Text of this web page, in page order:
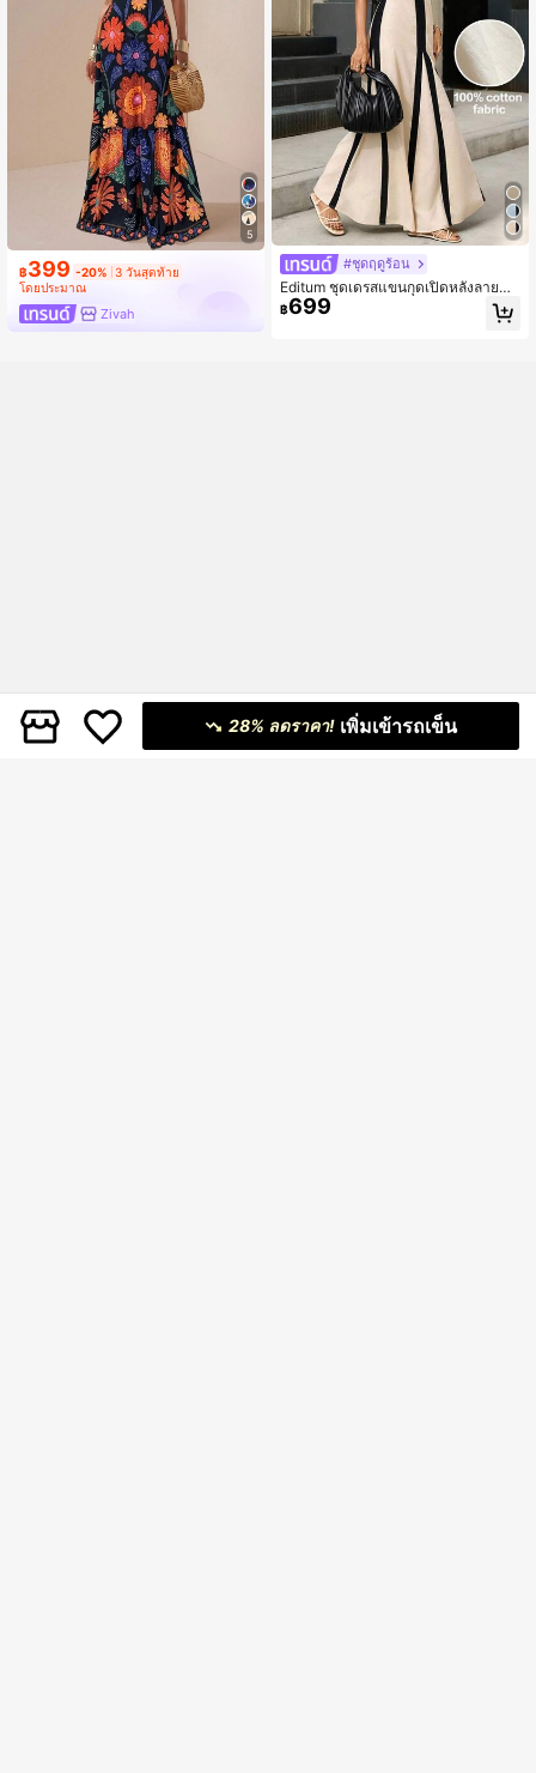
5
฿399 -20% 3 วันสุดท้าย
โดยประมาณ
Zivah
ธุรกิจลำลอง, ชุดเดรสผูกไหล่แขนกุด, ล
ายทางคลื่นสีดำสีกากี, ชุดเดรสยาวทรงเ
อหลวม, ชุดเดรสลายทาง, ชุดเดรสฤดูใ
บไม้ผลิ/ฤดูร้อน, ชุดเดรสปาร์ตี้, ชุดเดรส
เซ็กซี่, ชุดเดรสสำหรับวันหยุด, ชุดเดรส
#ชุดฤดูร้อน
Editum ชุดเดรสแขนกุดเปิดหลังลายบล็
อกสีสำหรับวันหยุดฤดูร้อน
฿699
28% ลดราคา! เพิ่มเข้ารถเข็น